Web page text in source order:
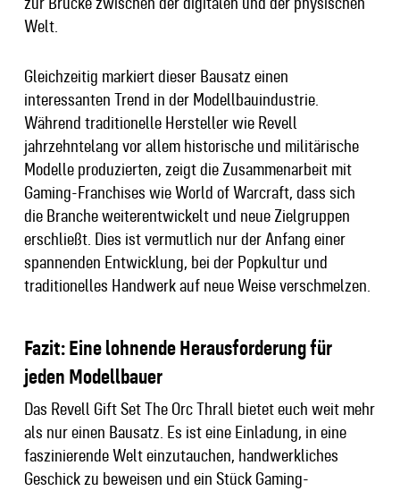
Welt.
Gleichzeitig markiert dieser Bausatz einen
interessanten Trend in der Modellbauindustrie.
Während traditionelle Hersteller wie Revell
jahrzehntelang vor allem historische und militärische
Modelle produzierten, zeigt die Zusammenarbeit mit
Gaming-Franchises wie World of Warcraft, dass sich
die Branche weiterentwickelt und neue Zielgruppen
erschließt. Dies ist vermutlich nur der Anfang einer
spannenden Entwicklung, bei der Popkultur und
traditionelles Handwerk auf neue Weise verschmelzen.
Fazit: Eine lohnende Herausforderung für
jeden Modellbauer
Das Revell Gift Set The Orc Thrall bietet euch weit mehr
als nur einen Bausatz. Es ist eine Einladung, in eine
faszinierende Welt einzutauchen, handwerkliches
Geschick zu beweisen und ein Stück Gaming-